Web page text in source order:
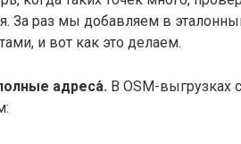
За раз мы добавляем в
и вот как это делаем.
адреса́. В OSM-выгрузках